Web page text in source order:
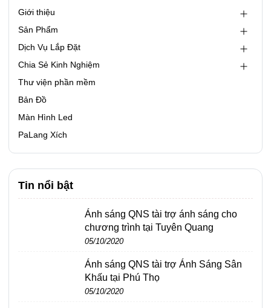
Giới thiệu
Sản Phẩm
Dịch Vụ Lắp Đặt
Chia Sẻ Kinh Nghiệm
Thư viện phần mềm
Bản Đồ
Màn Hình Led
PaLang Xích
Tin nổi bật
Ánh sáng QNS tài trợ ánh sáng cho
chương trình tại Tuyên Quang
05/10/2020
Ánh sáng QNS tài trợ Ánh Sáng Sân
Khấu tại Phú Thọ
05/10/2020